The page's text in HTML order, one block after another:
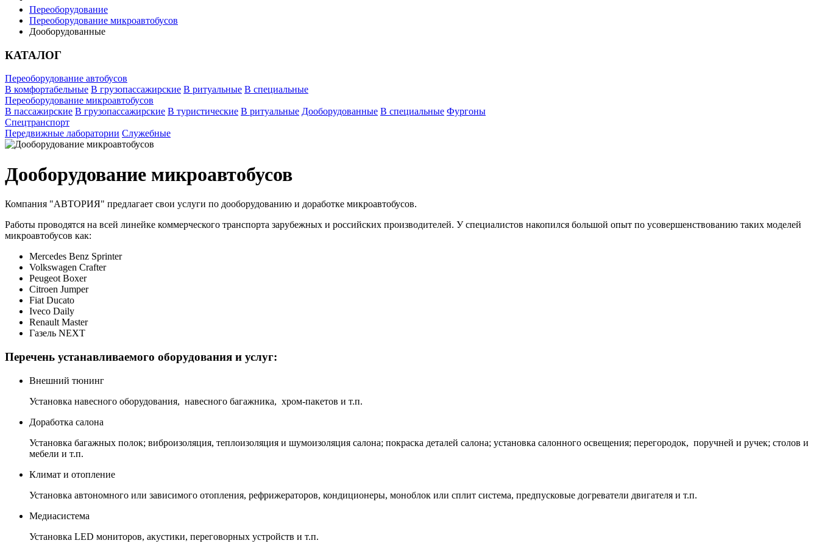
Переоборудование
Переоборудование микроавтобусов
Дооборудованные
КАТАЛОГ
Переоборудование автобусов
В комфортабельные В грузопассажирские В ритуальные В специальные
Переоборудование микроавтобусов
В пассажирские В грузопассажирские В туристические В ритуальные Дооборудованные В специальные Фургоны
Спецтранспорт
Передвижные лаборатории Служебные
Дооборудование микроавтобусов
Компания "АВТОРИЯ" предлагает свои услуги по дооборудованию и доработке микроавтобусов.
Работы проводятся на всей линейке коммерческого транспорта зарубежных и российских производителей. У специалистов накопился большой опыт по усовершенствованию таких моделей
микроавтобусов как:
Mercedes Benz Sprinter
Volkswagen Crafter
Peugeot Boxer
Citroen Jumper
Fiat Ducato
Iveco Daily
Renault Master
Газель NEXT
Перечень устанавливаемого оборудования и услуг:
Внешний тюнинг
Установка навесного оборудования, навесного багажника, хром-пакетов и т.п.
Доработка салона
Установка багажных полок; виброизоляция, теплоизоляция и шумоизоляция салона; покраска деталей салона; установка салонного освещения; перегородок, поручней и ручек; столов и
мебели и т.п.
Климат и отопление
Установка автономного или зависимого отопления, рефрижераторов, кондиционеры, моноблок или сплит система, предпусковые догреватели двигателя и т.п.
Медиасистема
Установка LED мониторов, акустики, переговорных устройств и т.п.